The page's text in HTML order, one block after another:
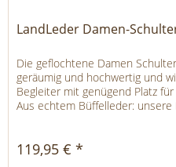
LandLeder Damen-
Die geflochtene Damen
geräumig und hochwertig und
Begleiter mit genügend Platz
Aus echtem Büffelleder:
119,95 € *